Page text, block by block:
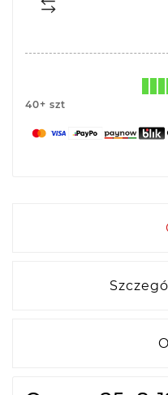
40+ szt